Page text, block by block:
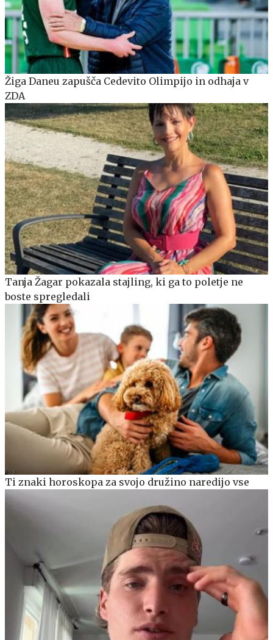
Žiga Daneu zapušča Cedevito Olimpijo in odhaja v
ZDA
Tanja Žagar pokazala stajling, ki ga to poletje ne
boste spregledali
Ti znaki horoskopa za svojo družino naredijo vse